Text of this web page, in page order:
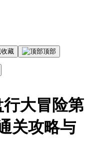
收藏 顶部
行大冒险第
关攻略与